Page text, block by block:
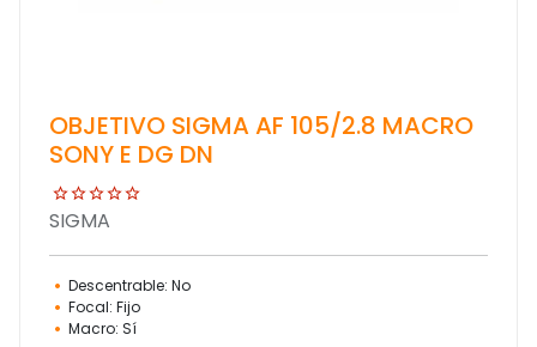
OBJETIVO SIGMA AF 105/2.8 MACRO
SONY E DG DN
SIGMA
Descentrable: No
Focal: Fijo
Macro: Sí